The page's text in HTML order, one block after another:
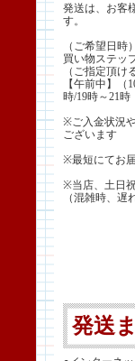
発送は、お客
す。
（ご希望日時）
買い物ステッ
（ご指定頂け
【午前中】（
時/19時～21時
※ご入金状況
ございます
※最短にてお
※当店、土日
（混雑時、遅
発送